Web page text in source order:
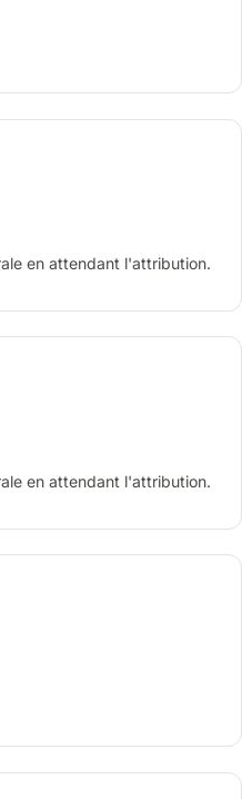
en attendant l'attribution.
en attendant l'attribution.